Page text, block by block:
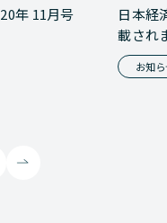
年 11月号
日本経
載され
お知